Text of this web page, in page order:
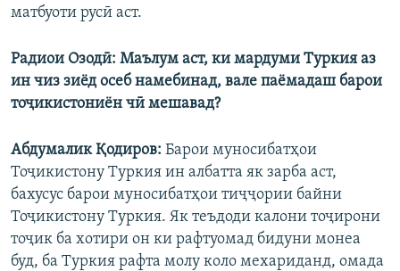
матбуоти русӣ аст.
Радиои Озодӣ: Маълум аст, ки мардуми Туркия аз
ин чиз зиёд осеб намебинад, вале паёмадаш барои
тоҷикистониён чӣ мешавад?
Абдумалик Қодиров: Барои муносибатҳои
Тоҷикистону Туркия ин албатта як зарба аст,
бахусус барои муносибатҳои тиҷҷории байни
Тоҷикистону Туркия. Як теъдоди калони тоҷирони
тоҷик ба хотири он ки рафтуомад бидуни монеа
буд, ба Туркия рафта молу коло мехариданд, омада